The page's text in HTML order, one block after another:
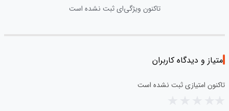
تاکنون ویژگی‌ای ثبت نشده است
امتیاز و دیدگاه کاربران
تاکنون امتیازی ثبت نشده است